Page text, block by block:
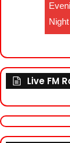
Night
Live FM